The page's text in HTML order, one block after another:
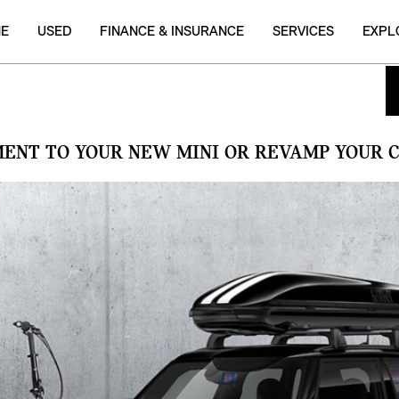
USED FINANCE & INSURANCE SERVICES
TO YOUR NEW MINI OR REVAMP YOUR